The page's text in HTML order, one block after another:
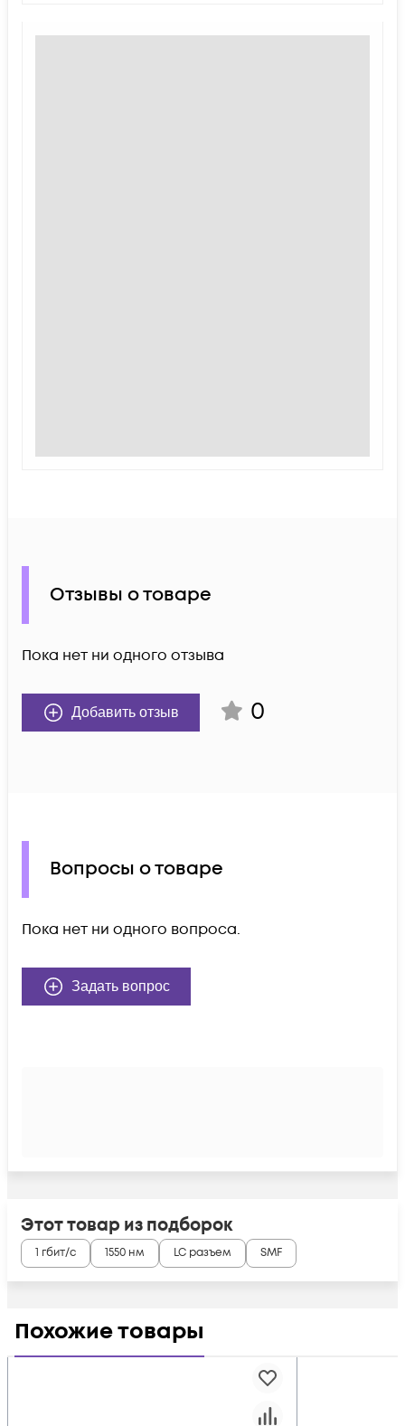
Отзывы о товаре
Пока нет ни одного отзыва
Добавить отзыв 0
Вопросы о товаре
Пока нет ни одного вопроса.
Задать вопрос
Этот товар из подборок
1 гбит/с 1550 нм LC разъем SMF
Похожие товары